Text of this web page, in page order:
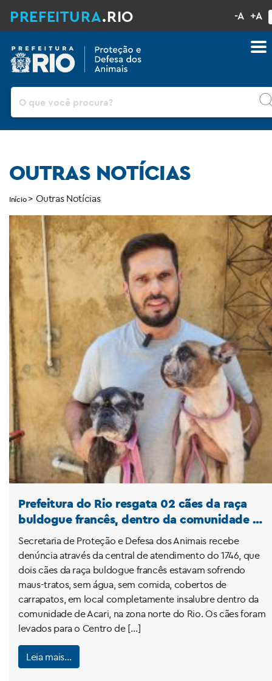
PREFEITURA.RIO -A +A
OUTRAS NOTÍCIAS
Início > Outras Notícias
Prefeitura do Rio resgata 02 cães da raça
buldogue francês, dentro da comunidade de
Acari, sofrendo maus-tratos!
Secretaria de Proteção e Defesa dos Animais recebe
denúncia através da central de atendimento do 1746, que
dois cães da raça buldogue francês estavam sofrendo
maus-tratos, sem água, sem comida, cobertos de
carrapatos, em local completamente insalubre dentro da
comunidade de Acari, na zona norte do Rio. Os cães foram
levados para o Centro de […]
Leia mais…